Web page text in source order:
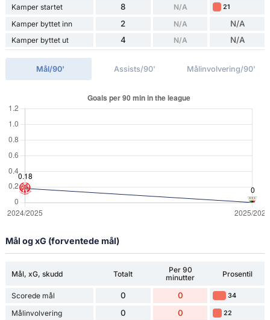
Kamper startet 8 N/A 21
Kamper byttet inn 2 N/A N/A
Kamper byttet ut 4 N/A N/A
Mål/90' Assists/90' Målinvolvering/90'
Mål og xG (forventede mål)
Mål, xG, skudd Totalt
Per 90
minutter
Prosentil
Scorede mål 0 0 34
Målinvolvering 0 0 22